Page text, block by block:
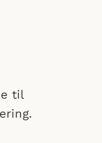
til